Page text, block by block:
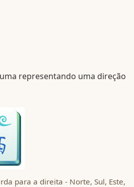
representando uma direção
para a direita - Norte, Sul, Este,